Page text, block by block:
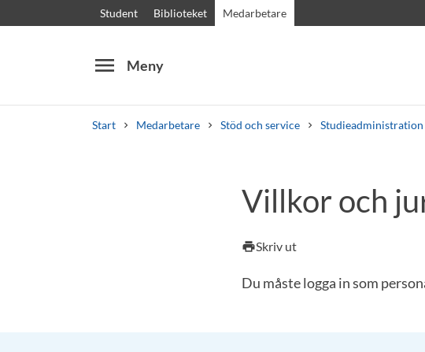
Student Biblioteket Medarbetare
menu Meny
Start Medarbetare Stöd och service Studieadministration
Kursplaner Välkomstbrev Personal
Villkor och
printSkriv ut
Du måste logga in som